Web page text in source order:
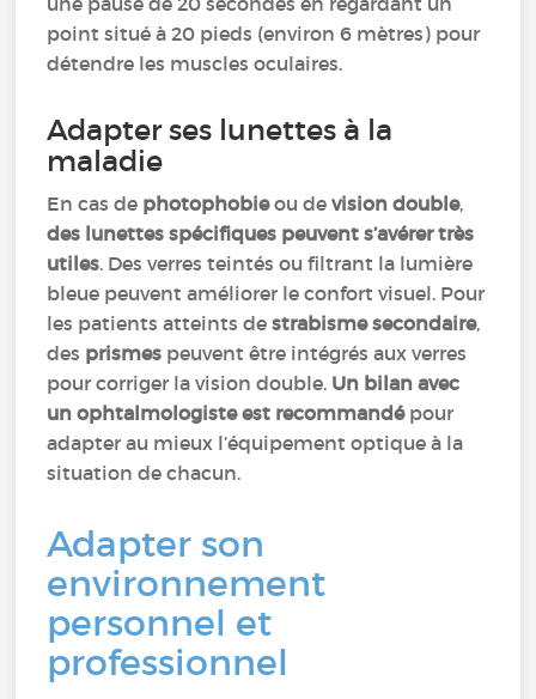
point situé à 20 pieds (environ 6 mètres) pour
détendre les muscles oculaires.
Adapter ses lunettes à la
maladie
En cas de photophobieou devision double,
des lunettes spécifiques peuvent s’avérer très
utiles. Des verres teintés ou filtrant la lumière
bleue peuvent améliorer le confort visuel. Pour
les patients atteints destrabisme secondaire,
des prismes peuvent être intégrés aux verres
pour corriger la vision double. Un bilan avec
un ophtalmologiste est recommandépour
adapter au mieux l’équipement optique à la
situation de chacun.
Adapter son
environnement
personnel et
professionnel